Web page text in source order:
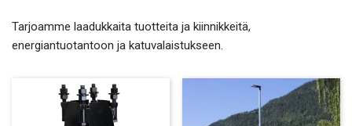
Tarjoamme laadukkaita tuotteita ja kiinnikkeitä,
energiantuotantoon ja katuvalaistukseen.